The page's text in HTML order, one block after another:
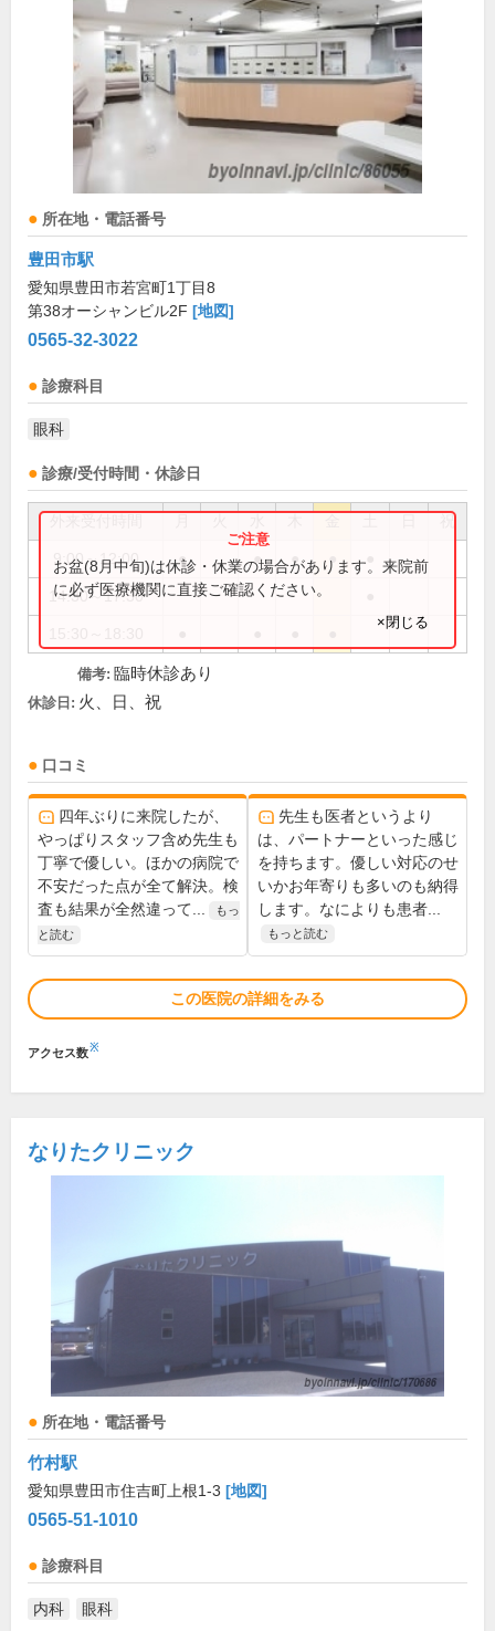
所在地・電話番号
豊田市駅
愛知県豊田市若宮町1丁目8
第38オーシャンビル2F [地図]
0565-32-3022
診療科目
眼科
診療/受付時間・休診日
祝
9:00～12:00 ● ● ● ●
14:30～17:30
お盆(8月中旬)は休診・休業の場合があります。来院前
に必ず医療機関に直接ご確認ください。
×閉じる
備考: 臨時休診あり
休診日: 火、日、祝
口コミ
四年ぶりに来院したが、
やっぱりスタッフ含め先生も
丁寧で優しい。ほかの病院で
不安だった点が全て解決。検
査も結果が全然違って...
もっ
と読む
先生も医者というより
は、パートナーといった感じ
を持ちます。優しい対応のせ
いかお年寄りも多いのも納得
します。なによりも患者...
もっと読む
この医院の詳細をみる
アクセス数※
なりたクリニック
所在地・電話番号
竹村駅
愛知県豊田市住吉町上根1-3 [地図]
0565-51-1010
診療科目
内科 眼科